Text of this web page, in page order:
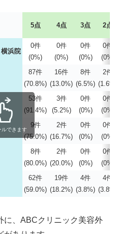
5点 4点 3点 2点
浜院
0件
(0%)
0件
(0%)
0件
(0%)
0件
(0%)
87件
(70.8%)
16件
(13.0%)
8件
(6.5%)
2件
(1.6%)
53件
(91.4%)
3件
(5.2%)
0件
(0%)
0件
(0%)
9件
(75.0%)
2件
(16.7%)
0件
(0%)
0件
(0%)
8件
(80.0%)
2件
(20.0%)
0件
(0%)
0件
(0%)
62件
(59.0%)
19件
(18.2%)
4件
(3.8%)
4件
(3.8%)
ルできます
に、ABCクリニック美容外